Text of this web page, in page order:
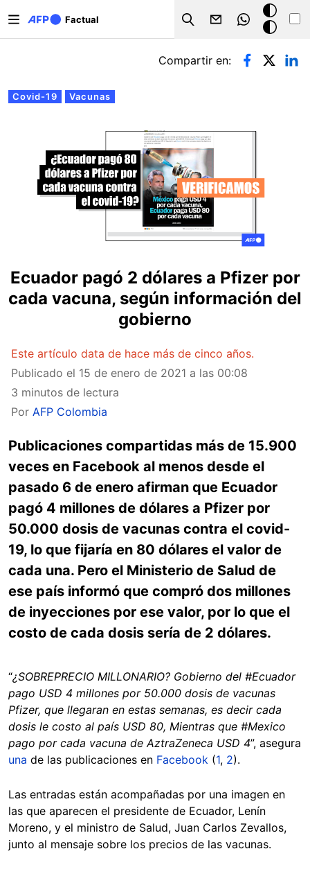
Factual
Search
Modo
oscuro
Solapas principales
Covid-19 Vacunas
Compartir en:
Ecuador pagó 2 dólares a Pfizer por
cada vacuna, según información del
gobierno
Este artículo data de hace más de cinco años.
Publicado el 15 de enero de 2021 a las 00:08
3 minutos de lectura
Por AFP Colombia
Publicaciones compartidas más de 15.900
veces en Facebook al menos desde el
pasado 6 de enero afirman que Ecuador
pagó 4 millones de dólares a Pfizer por
50.000 dosis de vacunas contra el covid-
19, lo que fijaría en 80 dólares el valor de
cada una. Pero el Ministerio de Salud de
ese país informó que compró dos millones
de inyecciones por ese valor, por lo que el
costo de cada dosis sería de 2 dólares.
“¿SOBREPRECIO MILLONARIO? Gobierno del #Ecuador
pago USD 4 millones por 50.000 dosis de vacunas
Pfizer, que llegaran en estas semanas, es decir cada
dosis le costo al país USD 80, Mientras que #Mexico
pago por cada vacuna de AztraZeneca USD 4”, asegura
una de las publicaciones en Facebook (1, 2).
Las entradas están acompañadas por una imagen en
las que aparecen el presidente de Ecuador, Lenín
Moreno, y el ministro de Salud, Juan Carlos Zevallos,
junto al mensaje sobre los precios de las vacunas.